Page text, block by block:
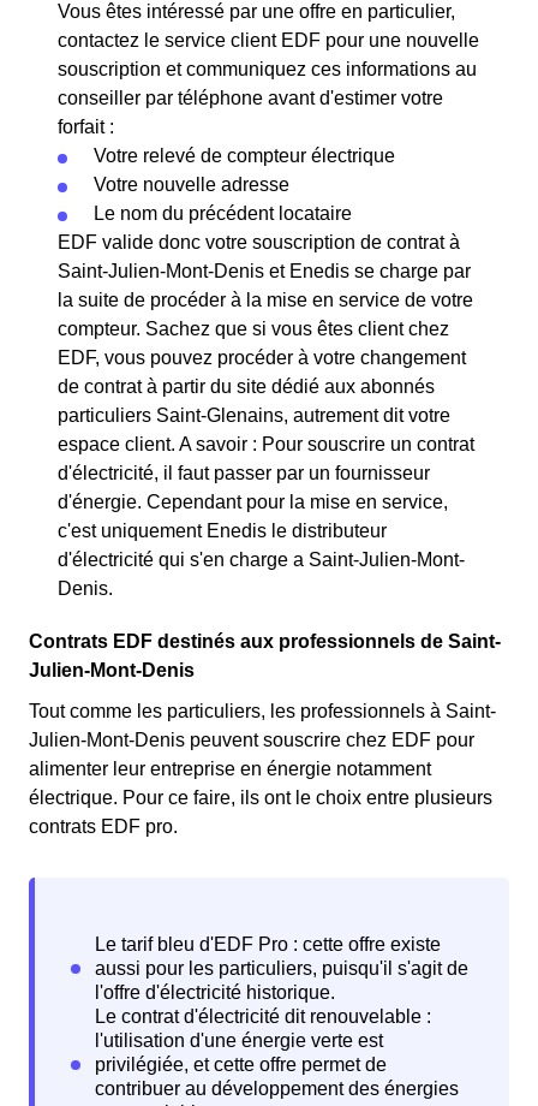
Vous êtes intéressé par une offre en particulier,
contactez le service client EDF pour une nouvelle
souscription et communiquez ces informations au
conseiller par téléphone avant d'estimer votre
forfait :
Votre relevé de compteur électrique
Votre nouvelle adresse
Le nom du précédent locataire
EDF valide donc votre souscription de contrat à
Saint-Julien-Mont-Denis et Enedis se charge par
la suite de procéder à la mise en service de votre
compteur. Sachez que si vous êtes client chez
EDF, vous pouvez procéder à votre changement
de contrat à partir du site dédié aux abonnés
particuliers Saint-Glenains, autrement dit votre
espace client. A savoir : Pour souscrire un contrat
d'électricité, il faut passer par un fournisseur
d'énergie. Cependant pour la mise en service,
c'est uniquement Enedis le distributeur
d'électricité qui s'en charge a Saint-Julien-Mont-
Denis.
Contrats EDF destinés aux professionnels de Saint-
Julien-Mont-Denis
Tout comme les particuliers, les professionnels à Saint-
Julien-Mont-Denis peuvent souscrire chez EDF pour
alimenter leur entreprise en énergie notamment
électrique. Pour ce faire, ils ont le choix entre plusieurs
contrats EDF pro.